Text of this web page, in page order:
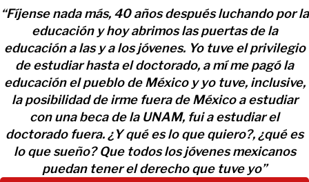
“Fíjense nada más, 40 años después luchando por la
educación y hoy abrimos las puertas de la
educación a las y a los jóvenes. Yo tuve el privilegio
de estudiar hasta el doctorado, a mí me pagó la
educación el pueblo de México y yo tuve, inclusive,
la posibilidad de irme fuera de México a estudiar
con una beca de la UNAM, fui a estudiar el
doctorado fuera. ¿Y qué es lo que quiero?, ¿qué es
lo que sueño? Que todos los jóvenes mexicanos
puedan tener el derecho que tuve yo”